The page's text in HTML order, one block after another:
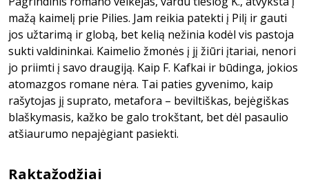
mažą kaimelį prie Pilies. Jam reikia patekti į Pilį ir gauti
jos užtarimą ir globą, bet kelią nežinia kodėl vis pastoja
sukti valdininkai. Kaimelio žmonės į jį žiūri įtariai, nenori
jo priimti į savo draugiją. Kaip F. Kafkai ir būdinga, jokios
atomazgos romane nėra. Tai paties gyvenimo, kaip
rašytojas jį suprato, metafora – beviltiškas, bejėgiškas
blaškymasis, kažko be galo trokštant, bet dėl pasaulio
atšiaurumo nepajėgiant pasiekti.
Raktažodžiai